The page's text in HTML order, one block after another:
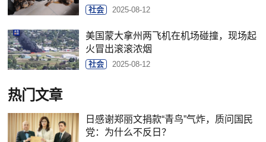
社会 2025-08-12
美国蒙大拿州两飞机在机场碰撞，现场起
火冒出滚滚浓烟
社会 2025-08-12
热门文章
日感谢郑丽文捐款“青鸟”气炸，质问国民
党：为什么不反日？